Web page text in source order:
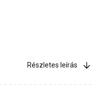
Részletes leírás